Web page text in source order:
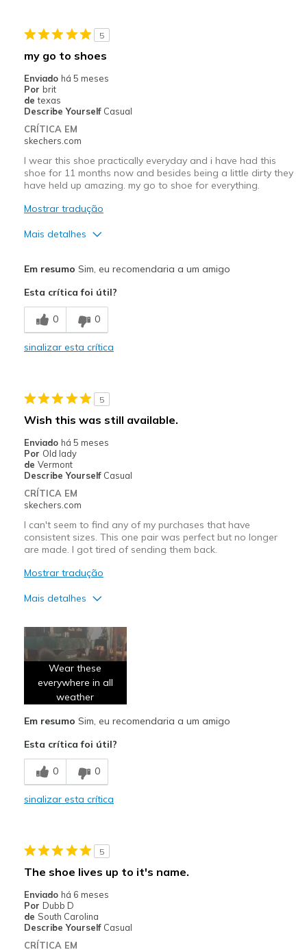
Travel
Sizing
5
my go to shoes
Enviado há 5 meses
Por brit
de texas
Describe Yourself Casual
CRÍTICA EM
skechers.com
I wear this shoe practically everyday and i have had this
shoe for 11 months now and besides being a little dirty they
have held up amazing. my go to shoe for everything.
Mostrar tradução
Mais detalhes
Durable
Melhores utilizações
Casual Wear
Sizing
View On Shoes
Shoes are for Wearing
Em resumo Sim, eu recomendaria a um amigo
Esta crítica foi útil?
0 0
sinalizar esta crítica
5
Wish this was still available.
Enviado há 5 meses
Por Old lady
de Vermont
Describe Yourself Casual
CRÍTICA EM
skechers.com
I can't seem to find any of my purchases that have
consistent sizes. This one pair was perfect but no longer
are made. I got tired of sending them back.
Mostrar tradução
Mais detalhes
Durable
Melhores utilizações
Casual Wear
Width
Feels true to width
Sizing
View On Shoes
Wear these
everywhere in all
weather
Em resumo Sim, eu recomendaria a um amigo
Esta crítica foi útil?
0 0
sinalizar esta crítica
5
The shoe lives up to it's name.
Enviado há 6 meses
Por Dubb D
de South Carolina
Describe Yourself Casual
CRÍTICA EM